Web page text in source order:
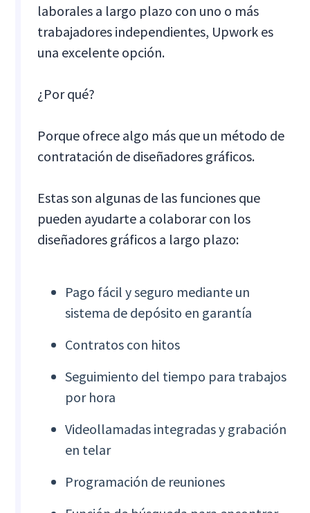
laborales a largo plazo con uno o más
trabajadores independientes, Upwork es
una excelente opción.
¿Por qué?
Porque ofrece algo más que un método de
contratación de diseñadores gráficos.
Estas son algunas de las funciones que
pueden ayudarte a colaborar con los
diseñadores gráficos a largo plazo:
Pago fácil y seguro mediante un
sistema de depósito en garantía
Contratos con hitos
Seguimiento del tiempo para trabajos
por hora
Videollamadas integradas y grabación
en telar
Programación de reuniones